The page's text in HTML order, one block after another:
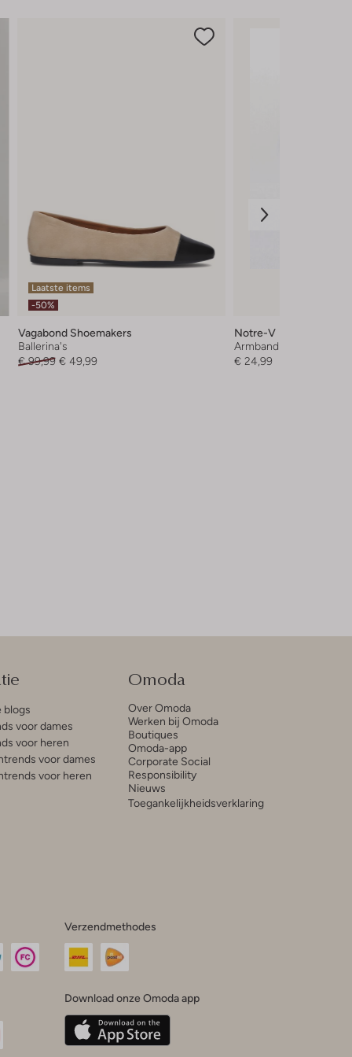
Laatste items
-50%
Vagabond Shoemakers
Ballerina's
€ 99,99 € 49,99
Notre-V
Armband
€ 24,99
blogs
voor dames
voor heren
voor dames
voor heren
Omoda
Over Omoda
Werken bij Omoda
Boutiques
Omoda-app
Corporate Social
Responsibility
Nieuws
Toegankelijkheidsverklaring
Verzendmethodes
Download onze Omoda app